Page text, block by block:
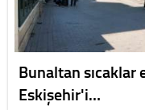
Bunaltan
Eskişehir'i…